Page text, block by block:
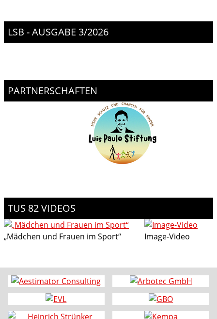
LSB - AUSGABE 3/2026
PARTNERSCHAFTEN
TUS 82 VIDEOS
„Mädchen und Frauen im Sport“ Image-Video